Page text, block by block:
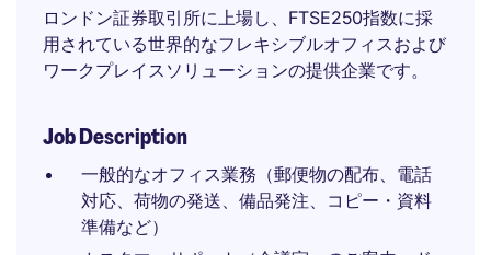
ロンドン証券取引所に上場し、FTSE250指数に採
用されている世界的なフレキシブルオフィスおよび
ワークプレイスソリューションの提供企業です。
Job Description
一般的なオフィス業務（郵便物の配布、電話
対応、荷物の発送、備品発注、コピー・資料
準備など）